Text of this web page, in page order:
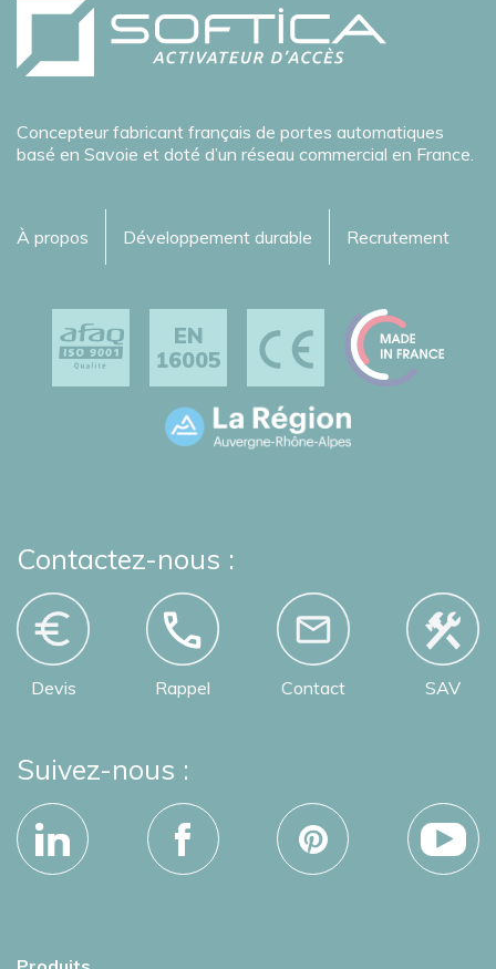
Concepteur fabricant français de portes automatiques
basé en Savoie et doté d’un réseau commercial en France.
À propos Développement durable Recrutement
EN
16005
Contactez-nous :
Devis Rappel Contact SAV
Suivez-nous :